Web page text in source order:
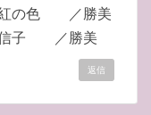
紅の色 ／勝美
信子 ／勝美
返信